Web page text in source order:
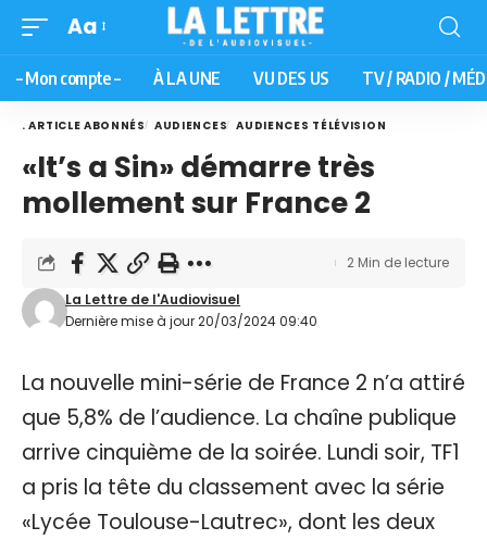
Aa
– Mon compte – À LA UNE VU DES US TV / RADIO /
. ARTICLE ABONNÉS AUDIENCES AUDIENCES TÉLÉVISION
«It’s a Sin» démarre très
mollement sur France 2
Dernière mise à jour 20/03/2024 09:40
La Lettre de l'Audiovisuel
2 Min de lecture
La nouvelle mini-série de France 2 n’a attiré
que 5,8% de l’audience. La chaîne publique
arrive cinquième de la soirée. Lundi soir, TF1
a pris la tête du classement avec la série
«Lycée Toulouse-Lautrec», dont les deux